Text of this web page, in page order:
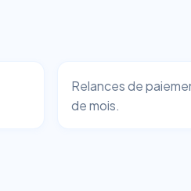
Relances de
de mois.